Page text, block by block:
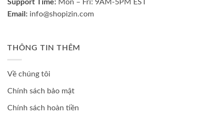
Support Time: Mon – Fri: 9AM-5PM EST
Email: info@shopizin.com
THÔNG TIN THÊM
Về chúng tôi
Chính sách bảo mật
Chính sách hoàn tiền